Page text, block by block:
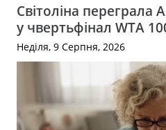
Світоліна переграла
у чвертьфінал WTA
Неділя, 9 Серпня, 2026